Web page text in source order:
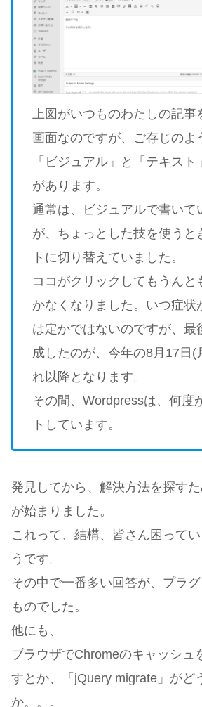
上図がいつものわたしの記事
画面なのですが、ご存じのよ
「ビジュアル」と「テキス
があります。
通常は、ビジュアルで書いて
が、ちょっとした技を使うと
トに切り替えていました。
ココがクリックしてもうんと
かなくなりました。いつ症状
は定かではないのですが、最
成したのが、今年の8月17日(
れ以降となります。
その間、Wordpressは、何度
トしています。
発見してから、解決方法を探す
が始まりました。
これって、結構、皆さん困って
うです。
その中で一番多い回答が、プラ
ものでした。
他にも、
ブラウザでChromeのキャッシュ
すとか、「jQuery migrate」がど
か。。。